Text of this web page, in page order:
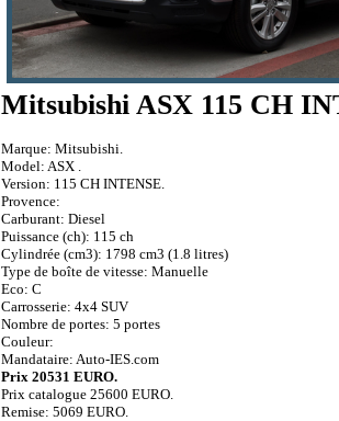
Mitsubishi ASX 115 CH
Marque: Mitsubishi.
Model: ASX .
Version: 115 CH INTENSE.
Provence:
Carburant: Diesel
Puissance (ch): 115 ch
Cylindrée (cm3): 1798 cm3 (1.8 litres)
Type de boîte de vitesse: Manuelle
Eco: C
Carrosserie: 4x4 SUV
Nombre de portes: 5 portes
Couleur:
Mandataire: Auto-IES.com
Prix 20531 EURO.
Prix catalogue 25600 EURO.
Remise: 5069 EURO.